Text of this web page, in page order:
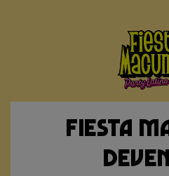
Fiesta